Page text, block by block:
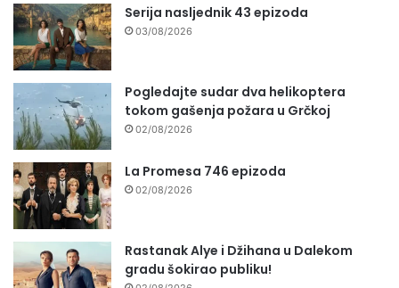
Serija nasljednik 43 epizoda
03/08/2026
Pogledajte sudar dva helikoptera
tokom gašenja požara u Grčkoj
02/08/2026
La Promesa 746 epizoda
02/08/2026
Rastanak Alye i Džihana u Dalekom
gradu šokirao publiku!